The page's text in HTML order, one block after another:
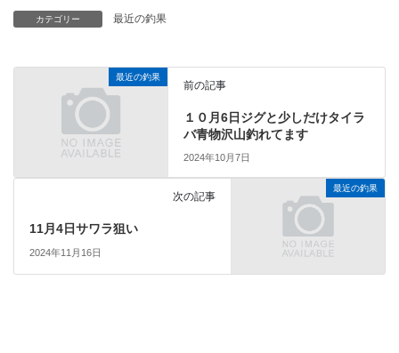
カテゴリー 最近の釣果
最近の釣果
前の記事
１０月6日ジグと少しだけタイラ
バ青物沢山釣れてます
2024年10月7日
最近の釣果
次の記事
11月4日サワラ狙い
2024年11月16日